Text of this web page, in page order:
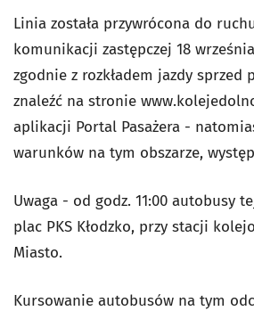
Linia została przywrócona do
komunikacji zastępczej 18
zgodnie z rozkładem jazdy sprzed
znaleźć na stronie
aplikacji Portal Pasażera -
warunków na tym obszarze,
Uwaga - od godz. 11:00 autobusy
plac PKS Kłodzko, przy stacji
Miasto.
Kursowanie autobusów na tym